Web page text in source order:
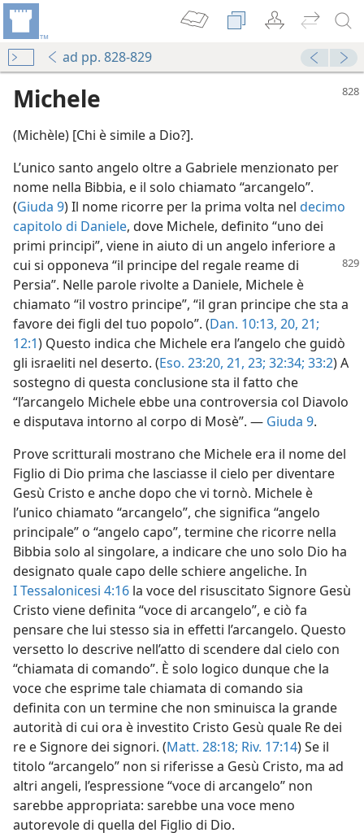
ad pp. 828-829
persona?
Michele
(Michèle) [Chi è simile a Dio?].
L’unico santo angelo oltre a Gabriele menzionato per
nome nella Bibbia, e il solo chiamato “arcangelo”.
(Giuda 9) Il nome ricorre per la prima volta nel decimo
capitolo di Daniele, dove Michele, definito “uno dei
primi principi”, viene in aiuto di un angelo inferiore a
cui si opponeva “il principedel regale reame di
Persia”. Nelle parole rivolte a Daniele, Michele è
chiamato “il vostro principe”, “il gran principe che sta a
favore dei figli del tuo popolo”. (Dan. 10:13, 20, 21;
12:1) Questo indica che Michele era l’angelo che guidò
gli israeliti nel deserto. (Eso. 23:20, 21, 23; 32:34; 33:2) A
sostegno di questa conclusione sta il fatto che
“l’arcangelo Michele ebbe una controversia col Diavolo
e disputava intorno al corpo di Mosè”. — Giuda 9.
Prove scritturali mostrano che Michele era il nome del
Figlio di Dio prima che lasciasse il cielo per diventare
Gesù Cristo e anche dopo che vi tornò. Michele è
l’unico chiamato “arcangelo”, che significa “angelo
principale” o “angelo capo”, termine che ricorre nella
Bibbia solo al singolare, a indicare che uno solo Dio ha
designato quale capo delle schiere angeliche. In
I Tessalonicesi 4:16 la voce del risuscitato Signore Gesù
Cristo viene definita “voce di arcangelo”, e ciò fa
pensare che lui stesso sia in effetti l’arcangelo. Questo
versetto lo descrive nell’atto di scendere dal cielo con
“chiamata di comando”. È solo logico dunque che la
voce che esprime tale chiamata di comando sia
definita con un termine che non sminuisca la grande
autorità di cui ora è investito Cristo Gesù quale Re dei
re e Signore dei signori. (Matt. 28:18; Riv. 17:14) Se il
titolo “arcangelo” non si riferisse a Gesù Cristo, ma ad
altri angeli, l’espressione “voce di arcangelo” non
sarebbe appropriata: sarebbe una voce meno
autorevole di quella del Figlio di Dio.